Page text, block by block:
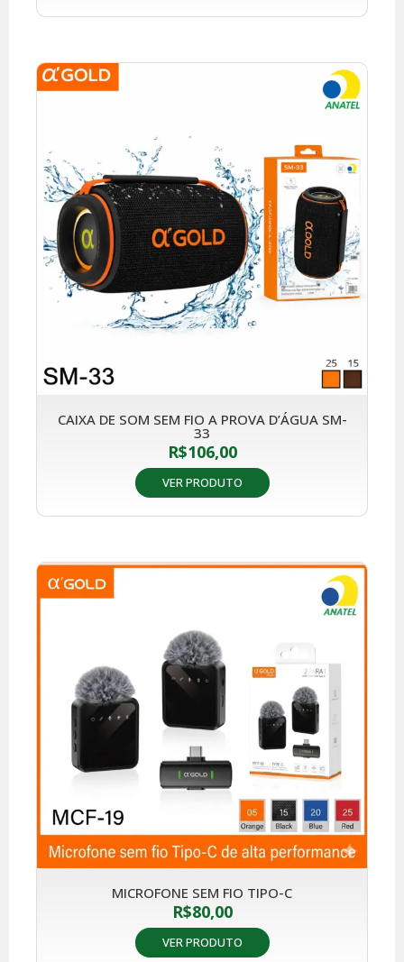
CAIXA DE SOM SEM FIO A PROVA D’ÁGUA SM-
33
R$106,00
VER PRODUTO
MICROFONE SEM FIO TIPO-C
R$80,00
VER PRODUTO